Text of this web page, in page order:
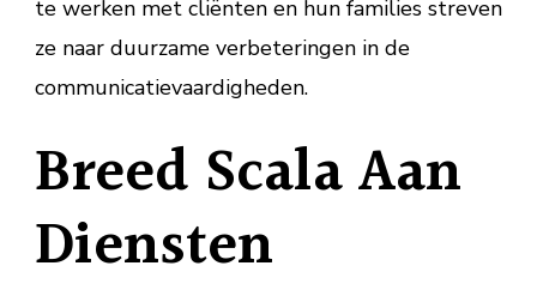
te werken met cliënten en hun families streven
ze naar duurzame verbeteringen in de
communicatievaardigheden.
Breed Scala Aan
Diensten